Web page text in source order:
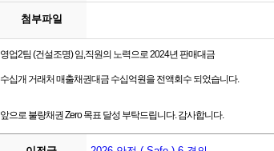
첨부파일
영업2팀 (건설조명) 임,직원의 노력으로 2024년 판매대금
수십개 거래처 매출채권대금 수십억원을 전액회수 되었습니다.
앞으로 불량채권 Zero 목표 달성 부탁드립니다. 감사합니다.